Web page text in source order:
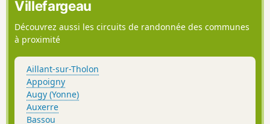
Villefargeau
Découvrez aussi les circuits de randonnée des communes
à proximité
Aillant-sur-Tholon
Appoigny
Augy (Yonne)
Auxerre
Bassou